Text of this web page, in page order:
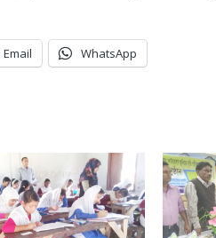
Email WhatsApp